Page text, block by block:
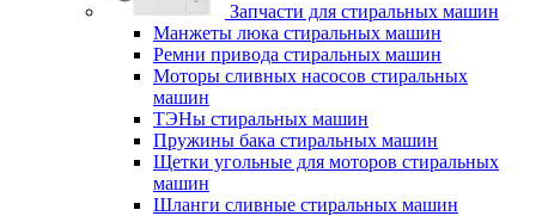
Запчасти для стиральных машин
Манжеты люка стиральных машин
Ремни привода стиральных машин
Моторы сливных насосов стиральных
машин
ТЭНы стиральных машин
Пружины бака стиральных машин
Щетки угольные для моторов стиральных
машин
Шланги сливные стиральных машин